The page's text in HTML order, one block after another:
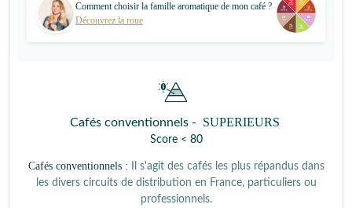
Comment choisir la famille aromatique de mon café ?
Découvrez la roue
Cafés conventionnels - SUPERIEURS
Score < 80
Cafés conventionnels : Il s'agit des cafés les plus répandus dans
les divers circuits de distribution en France, particuliers ou
professionnels.